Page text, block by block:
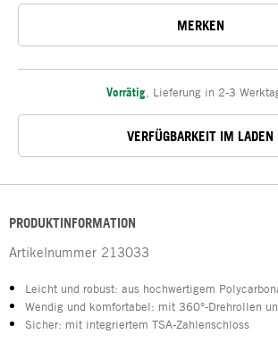
MERKEN
Vorrätig Lieferung in 2-3
VERFÜGBARKEIT IM LADEN
PRODUKTINFORMATION
Artikelnummer 213033
Leicht und robust: aus hochwertigem
Wendig und komfortabel: mit 360°-Drehrollen
Sicher: mit integriertem TSA-Zahlenschloss